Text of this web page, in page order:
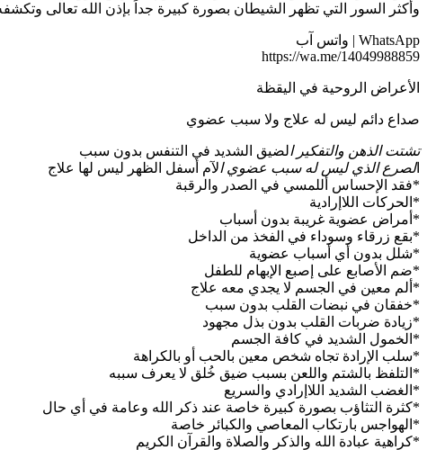
وأكثر السور التي تظهر الشيطان بصورة كبيرة جداً بإذن الله تعالى
WhatsApp | واتس آب
https://wa.me/14049988859
الأعراض الروحية في اليقظة
صداع دائم ليس له علاج ولا سبب عضوي
تشتت الذهن والتفكير الضيق الشديد في التنفس بدون سبب
الصرع الذي ليس له سبب عضوي الآم أسفل الظهر ليس لها علاج
*فقد الإحساس أللمسي في الصدر والرقبة
*الحركات اللاإرادية
*أمراض عضوية غريبة بدون أسباب
*بقع زرقاء وسوداء في الفخذ من الداخل
*شلل بدون أي أسباب عضوية
*ضم الأصابع على إصبع الإبهام للطفل
*ألم معين في الجسم لا يجدي معه علاج
*خفقان في نبضات القلب بدون سبب
*زيادة ضربات القلب بدون بذل مجهود
*الخمول الشديد في كافة الجسم
*سلب الإرادة تجاه شخص معين بالحب أو بالكراهة
*التلفظ بالشتم واللعن بسبب ضيق خُلق لا يعرف سببه
*الغضب الشديد اللاإرادي والسريع
*كثرة التثاؤب بصورة كبيرة خاصة عند ذكر الله وعامة في أي حال
*الهواجس بارتكاب المعاصي والكبائر خاصة
*كراهية عبادة الله والذكر والصلاة والقرآن الكريم